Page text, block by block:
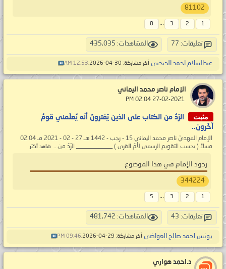
81102
1
2
3
...
8
تعليقات: 77 المشاهدات: 435,035
عبدالسلام احمد الجبجبي آخر مشاركة: 30-04-2026, 12:53 AM
الإمام ناصر محمد اليماني
مثبت
الرّدُ من الكتاب على الذين يَفترونَ أنّه يُعلّمني قومٌ
آخَرون..
الإمام المهديّ ناصر محمد اليماني 15 - رجب - 1442 هـ 27 - 02 - 2021 مـ 02:04
مساءً ( بحسب التقويم الرسمي لأمّ القرى ) ____________ الرّدُ من... شاهد أكثر
ردود الإمام في هذا الموضوع
344224
1
2
3
...
5
تعليقات: 43 المشاهدات: 481,742
يونس احمد صالح العواضي آخر مشاركة: 29-04-2026, 09:46 PM
د.احمد هواري